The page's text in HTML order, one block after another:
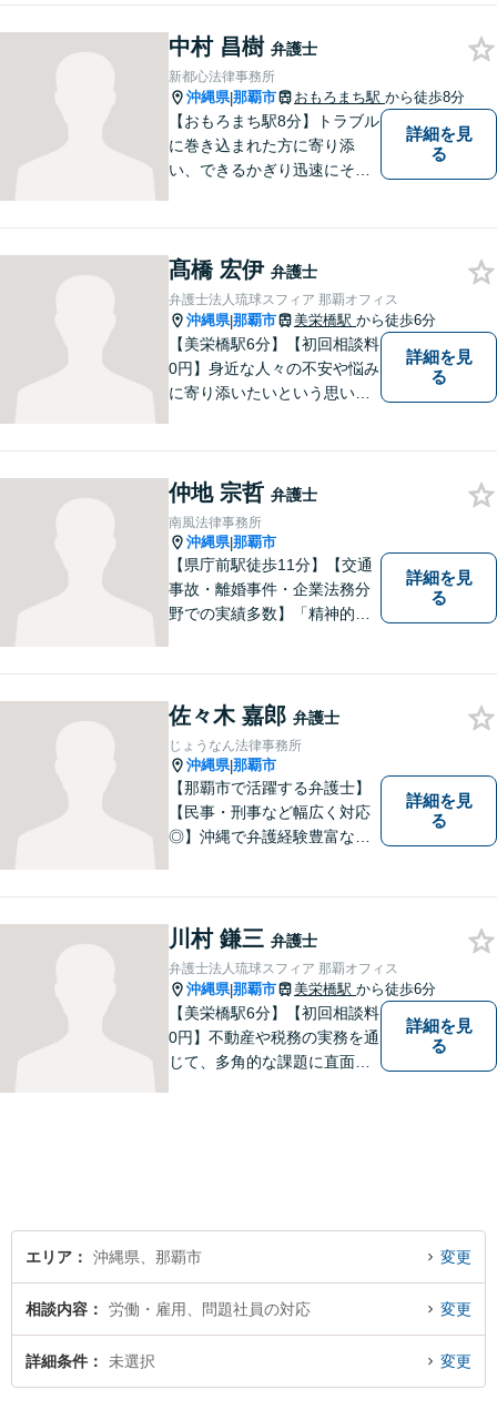
中村 昌樹 弁護士
新都心法律事務所
沖縄県|那覇市 おもろまち駅 から徒歩8分
【おもろまち駅8分】トラブル
に巻き込まれた方に寄り添
い、できるかぎり迅速にそし
婚、借金、相続、交通事故
等、生活上のトラブルがござ
いましたら、お気軽にご相談
下さい。
詳細を見
る
髙橋 宏伊 弁護士
弁護士法人琉球スフィア 那覇オフィス
沖縄県|那覇市 美栄橋駅 から徒歩6分
【美栄橋駅6分】【初回相談料
0円】身近な人々の不安や悩み
に寄り添いたいという思いか
指すことが私の信念です。
【休日面談可】
詳細を見
る
仲地 宗哲 弁護士
南風法律事務所
沖縄県|那覇市
【県庁前駅徒歩11分】【交通
事故・離婚事件・企業法務分
野での実績多数】「精神的な
ですので、お気軽にご相談く
ださい。個々に応じた解決策
をご提案します。
詳細を見
る
佐々木 嘉郎 弁護士
じょうなん法律事務所
沖縄県|那覇市
【那覇市で活躍する弁護士】
【民事・刑事など幅広く対応
◎】沖縄で弁護経験豊富な弁
尽力します！皆様のご希望を
丁寧にお聞きします。【牧志
駅・安里駅から徒歩圏】
詳細を見
る
川村 鎌三 弁護士
弁護士法人琉球スフィア 那覇オフィス
沖縄県|那覇市 美栄橋駅 から徒歩6分
【美栄橋駅6分】【初回相談料
0円】不動産や税務の実務を通
じて、多角的な課題に直面す
詳細を見
る
エリア 沖縄県、那覇市 変更
相談内容 労働・雇用、問題社員の対応 変更
詳細条件 未選択 変更